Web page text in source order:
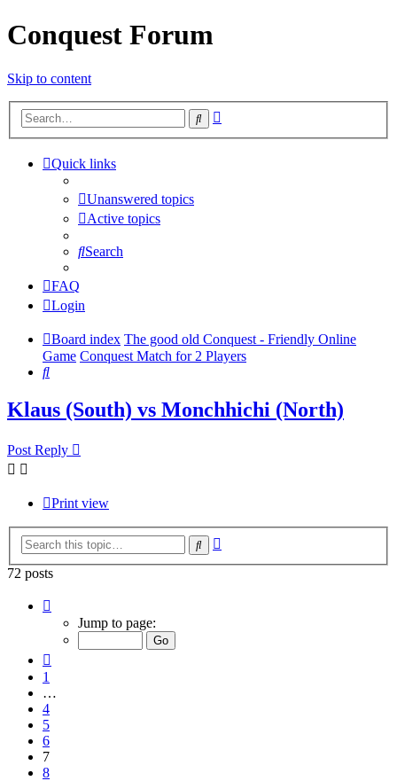
Conquest Forum
Skip to content
Search
Quick links
Unanswered topics
Active topics
Search
FAQ
Login
Board index The good old Conquest - Friendly Online
Game Conquest Match for 2 Players
Search
Klaus (South) vs Monchhichi (North)
Post Reply
Print view
Search
72 posts
Jump to page:
1
…
4
5
6
7
8